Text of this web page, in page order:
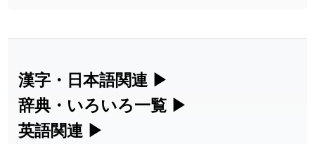
漢字・日本語関連 ▶
漢字の読み方検索、手書き入力、書き順
練習など、日本語学習に役立つツールを
辞典・いろいろ一覧 ▶
部首・画数別の漢字一覧、熟語辞典、地
英語関連 ▶